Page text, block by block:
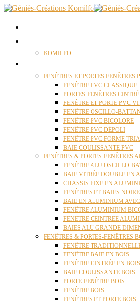
KOMILFO
FENÊTRES ET PORTES FENÊTRES
FENÊTRE PVC CLASSIQUE
PORTES-FENÊTRES
FENÊTRE ET PORTE PVC
FENÊTRE OSCILLO-
FENÊTRE PVC BICOLORE
FENÊTRE PVC DÉPOLI
FENÊTRE PVC FORME
BAIE COULISSANTE PVC
FENÊTRES & PORTES-FENÊTRES
FENÊTRE ALU OSCILLO-
BAIE VITRÉE DOUBLE EN
CHASSIS FIXE EN
FENÊTRES ET BAIES
BAIE EN ALUMINIUM AVEC
FENÊTRE ALUMINIUM
FENETRE CEINTREE
BAIES ALU GRANDE
FENÊTRES & PORTES-FENÊTRES
FENÊTRE
FENÊTRE BAIE EN BOIS
FENÊTRE CINTRÉE EN BOIS
BAIE COULISSANTE BOIS
PORTE-FENÊTRE BOIS
FENÊTRE BOIS
FENÊTRES ET PORTE BOIS